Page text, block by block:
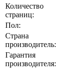
Количество
страниц:
Пол:
Страна
производитель:
Гарантия
производителя: